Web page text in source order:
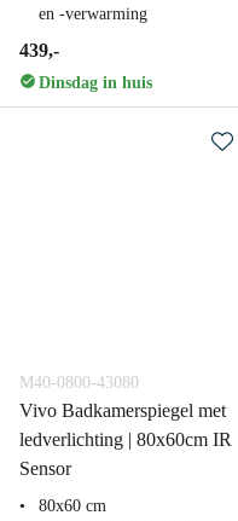
en -verwarming
439,-
Dinsdag in huis
M40-0800-43080
Vivo Badkamerspiegel met
ledverlichting | 80x60cm IR
Sensor
80x60 cm